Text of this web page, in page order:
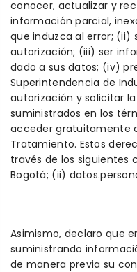
conocer, actualizar y
información parcial,
que induzca al error; (ii)
autorización; (iii) ser
dado a sus datos; (iv)
Superintendencia de
autorización y solicitar
suministrados en los
acceder gratuitamente
Tratamiento. Estos
través de los siguientes
Bogotá; (ii)
Asimismo, declaro que
suministrando
de manera previa su